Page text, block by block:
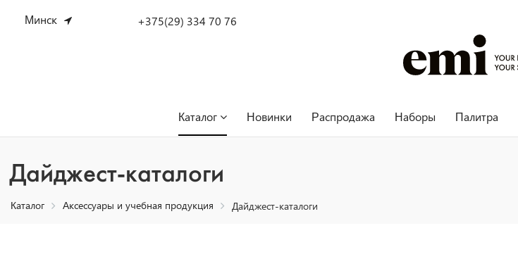
Минск +375(29) 334 70 76
Каталог Новинки Распродажа Наборы Палитра
Дайджест-каталоги
Каталог Аксессуары и учебная продукция Дайджест-каталоги